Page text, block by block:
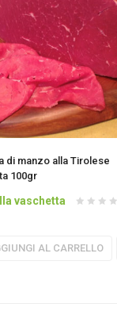
di manzo alla Tirolese
100gr
vaschetta
AL CARRELLO